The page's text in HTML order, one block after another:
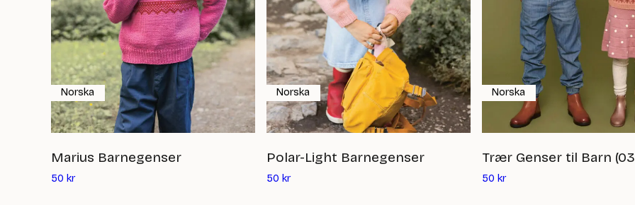
Marius Barnegenser
50 krDet
Norska
Polar-Light Barnegenser
50 krDet
Norska
Trær Genser til Barn
50 krDet
Norska